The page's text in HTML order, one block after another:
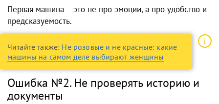
Первая машина – это не про эмоции, а про удобство и
предсказуемость.
Читайте также: Не розовые и не красные: какие
машины на самом деле выбирают женщины
Ошибка №2. Не проверять историю и
документы